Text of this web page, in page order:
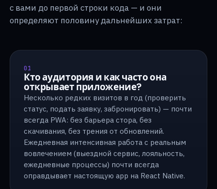
с вами до первой строки кода — и они
определяют половину дальнейших затрат:
01
Кто аудитория и как часто она
открывает приложение?
Несколько редких визитов в год (проверить
статус, подать заявку, забронировать) — почти
всегда PWA: без барьера стора, без
скачивания, без трения от обновлений.
Ежедневная интенсивная работа с реальным
вовлечением (выездной сервис, лояльность,
ежедневные процессы) почти всегда
оправдывает настоящую app на React Native.